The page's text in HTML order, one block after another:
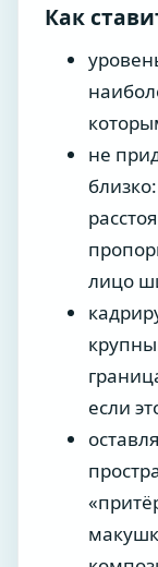
Как
не
лицо
если